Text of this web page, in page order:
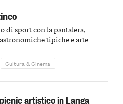
di sport con la pantalera,
tipiche e arte
Cultura & Cinema
artistico in Langa